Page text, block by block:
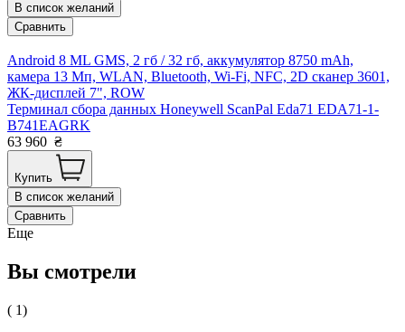
В список желаний
Сравнить
Android 8 ML GMS, 2 гб / 32 гб, аккумулятор 8750 mAh,
камера 13 Мп, WLAN, Bluetooth, Wi-Fi, NFC, 2D сканер 3601,
ЖК-дисплей 7", ROW
Терминал сбора данных Honeywell ScanPal Eda71 EDA71-1-
B741EAGRK
63 960 ₴
Купить
В список желаний
Сравнить
Еще
Вы смотрели
( 1)